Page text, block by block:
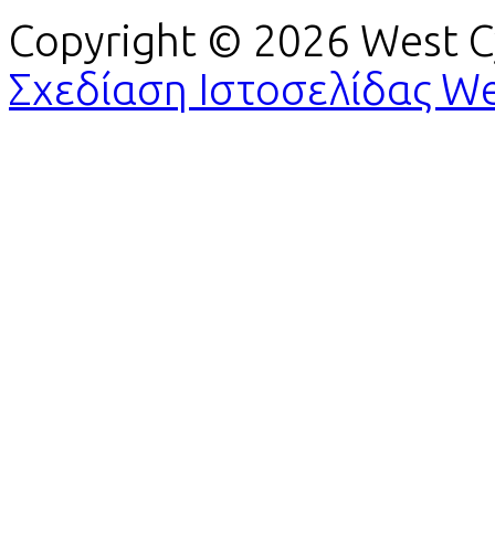
Copyright © 2026 West
Σχεδίαση Ιστοσελίδας